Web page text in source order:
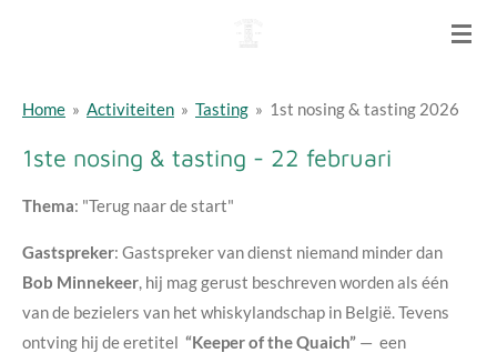
deHome » Activiteiten » Tasting » 1st nosing & tasting 2026
1ste nosing & tasting - 22 februari
Thema: "Terug naar de start"
Gastspreker: Gastspreker van dienst niemand minder dan
Bob Minnekeer, hij mag gerust beschreven worden als één
van de bezielers van het whiskylandschap in België. Tevens
ontving hij de eretitel “Keeper of the Quaich” — een